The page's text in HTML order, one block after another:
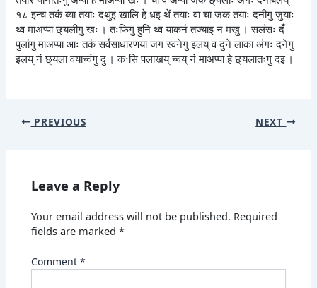
१८ इन्च तकं ब्या तयाः दथुइ खालि हे धइ थें तयाः वा चा जक तयाः दनीगु जुयाः
थ्व माअप्पा छ्यलीगु खः । तःफिगु हुनिं थ्व याकनं तज्याइ नं मखु । सलंसः दँ
पुलांगु माअप्पा आः तकं सर्वसाधारणया जग स्वनेगु इलय् व दुने लाका अंगः दनेगु
इलय् नं छ्यला वयाच्वंगु दु । कःसि पलाखय् च्वय् नं माअप्पा हे छ्यलातःगु दइ ।
PREVIOUS NEXT
Leave a Reply
Your email address will not be published. Required
fields are marked*
Comment*